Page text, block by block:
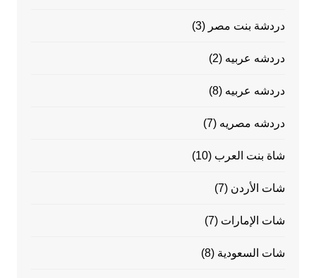
دردشة بنت مصر (3)
دردشه عربيه (2)
دردشه عربيه (8)
دردشه مصريه (7)
شاة بنت العرب (10)
شات الأردن (7)
شات الإمارات (7)
شات السعودية (8)